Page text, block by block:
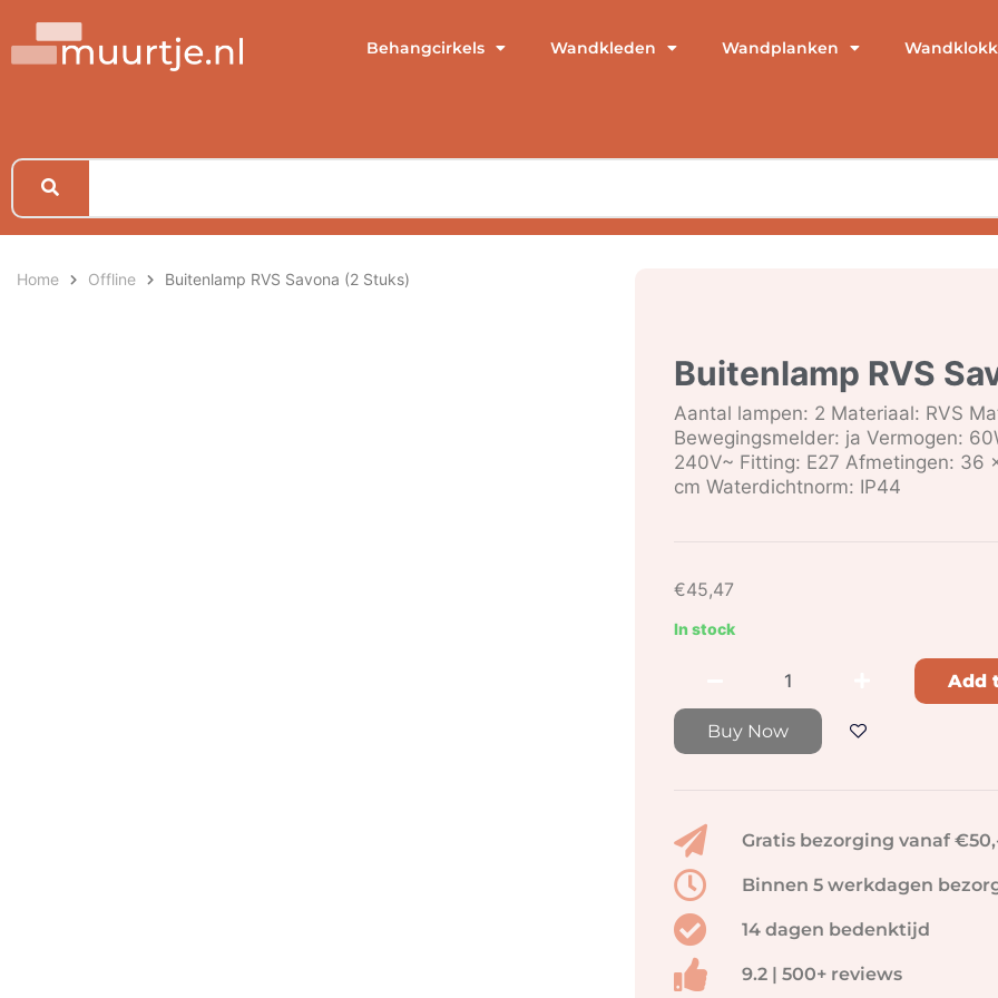
Behangcirkels Wandkleden Wandplanken
Home Offline Buitenlamp RVS Savona (2 Stuks)
Buitenlamp RVS
Aantal lampen: 2 Materiaal: RVS
Bewegingsmelder: ja Vermogen:
240V~ Fitting: E27 Afmetingen: 36
cm Waterdichtnorm: IP44
€45,47
In stock
Buy Now
Add
Gratis bezorging vanaf
Binnen 5 werkdagen
14 dagen bedenktijd
9.2 | 500+ reviews